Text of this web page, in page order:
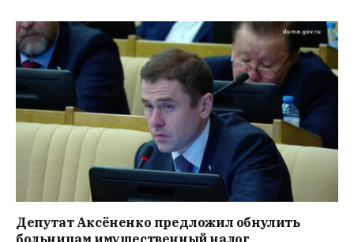
Депутат Аксёненко предложил обнулить